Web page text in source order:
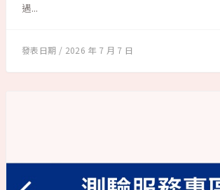
遇...
2026 年 7 月 7 日